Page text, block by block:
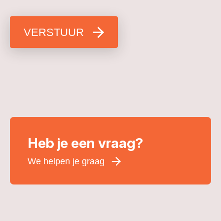
VERSTUUR
Heb je een vraag?
We helpen je graag